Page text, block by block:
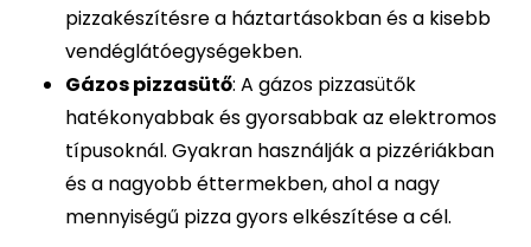
pizzakészítésre a háztartásokban és a kisebb
vendéglátóegységekben.
Gázos pizzasütő: A gázos pizzasütők
hatékonyabbak és gyorsabbak az elektromos
típusoknál. Gyakran használják a pizzériákban
és a nagyobb éttermekben, ahol a nagy
mennyiségű pizza gyors elkészítése a cél.